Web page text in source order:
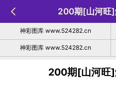
200期[山河旺]
神彩图库 www.524282.cn
神彩图库 www.524282.cn
200期[山河旺